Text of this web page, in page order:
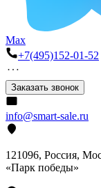
Max
+7(495)152-01-52
Заказать звонок
info@smart-sale.ru
121096, Россия,
«Парк победы»